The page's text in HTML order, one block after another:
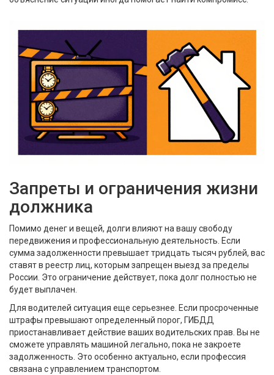
Запреты и ограничения жизни
должника
Помимо денег и вещей, долги влияют на вашу свободу
передвижения и профессиональную деятельность. Если
сумма задолженности превышает тридцать тысяч рублей, вас
ставят в реестр лиц, которым запрещен выезд за пределы
России. Это ограничение действует, пока долг полностью не
будет выплачен.
Для водителей ситуация еще серьезнее. Если просроченные
штрафы превышают определенный порог, ГИБДД
приостанавливает действие ваших водительских прав. Вы не
сможете управлять машиной легально, пока не закроете
задолженность. Это особенно актуально, если профессия
связана с управлением транспортом.